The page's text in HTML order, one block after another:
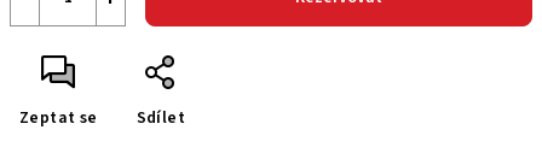
Zeptat se Sdílet